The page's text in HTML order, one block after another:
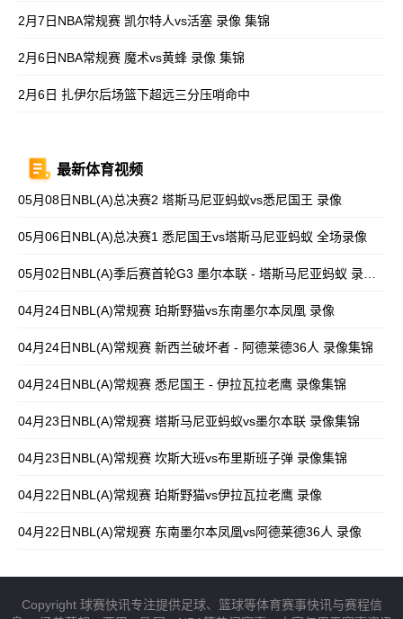
2月7日NBA常规赛 凯尔特人vs活塞 录像 集锦
2月6日NBA常规赛 魔术vs黄蜂 录像 集锦
2月6日 扎伊尔后场篮下超远三分压哨命中
最新体育视频
05月08日NBL(A)总决赛2 塔斯马尼亚蚂蚁vs悉尼国王 录像
05月06日NBL(A)总决赛1 悉尼国王vs塔斯马尼亚蚂蚁 全场录像
05月02日NBL(A)季后赛首轮G3 墨尔本联 - 塔斯马尼亚蚂蚁 录像集锦
04月24日NBL(A)常规赛 珀斯野猫vs东南墨尔本凤凰 录像
04月24日NBL(A)常规赛 新西兰破坏者 - 阿德莱德36人 录像集锦
04月24日NBL(A)常规赛 悉尼国王 - 伊拉瓦拉老鹰 录像集锦
04月23日NBL(A)常规赛 塔斯马尼亚蚂蚁vs墨尔本联 录像集锦
04月23日NBL(A)常规赛 坎斯大班vs布里斯班子弹 录像集锦
04月22日NBL(A)常规赛 珀斯野猫vs伊拉瓦拉老鹰 录像
04月22日NBL(A)常规赛 东南墨尔本凤凰vs阿德莱德36人 录像
Copyright 球赛快讯专注提供足球、篮球等体育赛事快讯与赛程信